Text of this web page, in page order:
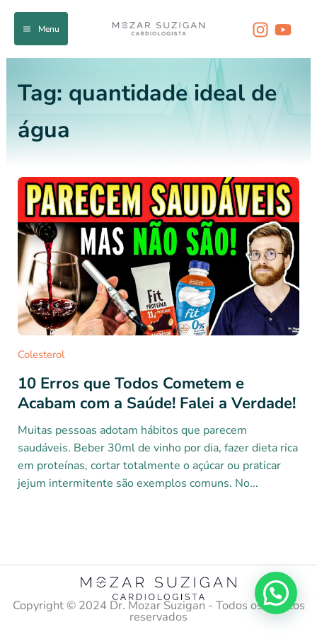
Menu
Tag: quantidade ideal de
água
Colesterol
10 Erros que Todos Cometem e
Acabam com a Saúde! Falei a Verdade!
Muitas pessoas adotam hábitos que parecem
saudáveis. Beber 30ml de vinho por dia, fazer dieta rica
em proteínas, cortar totalmente o açúcar ou praticar
jejum intermitente são exemplos comuns. No...
Copyright ©️ 2024 Dr. Mozar Suzigan - Todos os direitos
reservados